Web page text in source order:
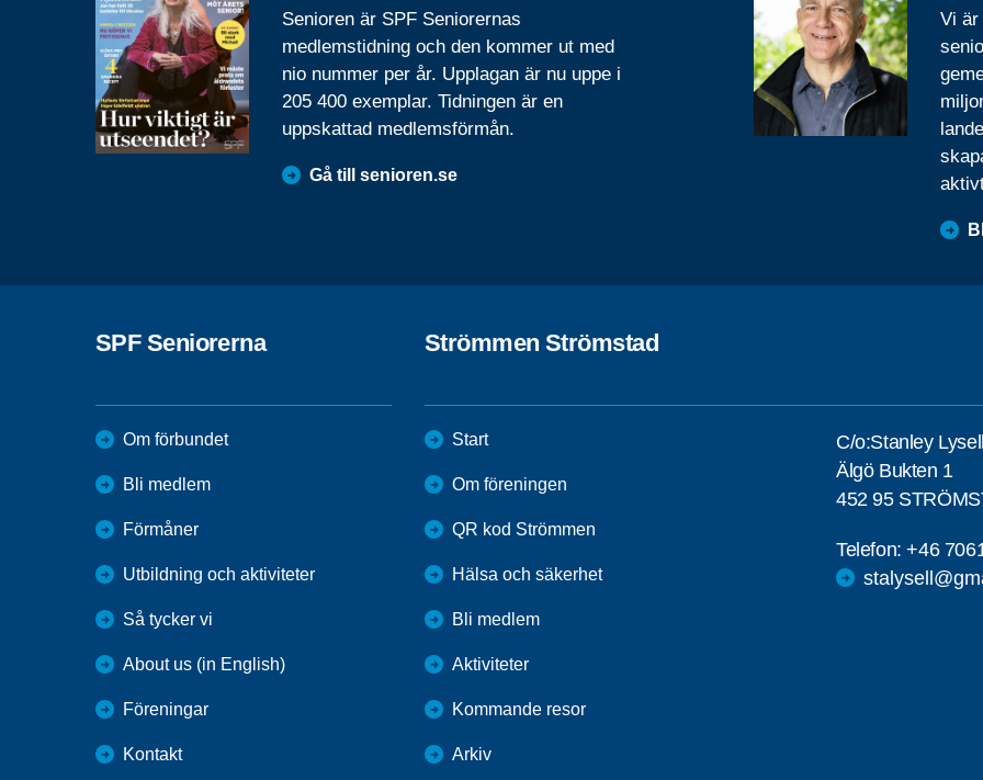
Senioren är SPF Seniorernas
medlemstidning och den kommer ut med
nio nummer per år. Upplagan är nu uppe i
205 400 exemplar. Tidningen är en
uppskattad medlemsförmån.
Gå till senioren.se
Vi är
SPF Seniorerna
Om förbundet
Bli medlem
Förmåner
Utbildning och aktiviteter
Så tycker vi
About us (in English)
Föreningar
Kontakt
Strömmen Strömstad
Start
Om föreningen
QR kod Strömmen
Hälsa och säkerhet
Bli medlem
Aktiviteter
Kommande resor
Arkiv
C/o:Stanley
Älgö Bukten 1
452 95
Telefon:+46